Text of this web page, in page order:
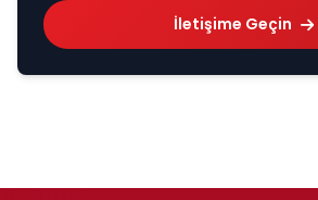
İletişime Geçin